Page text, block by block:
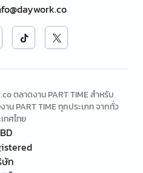
ตลาดงาน PART TIME สำหรับ
PART TIME ทุกประเภท จากทั่ว
ทศไทย